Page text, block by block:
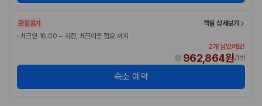
환불불가
객실 상세보기
· 체크인 16:00 ~ 자정, 체크아웃 정오 까지
2개 남았어요!
962,864원/1박
숙소 예약